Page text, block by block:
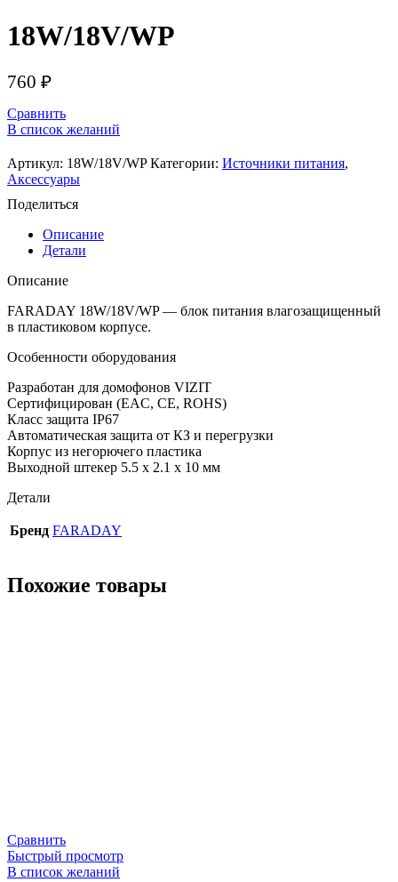
18W/18V/WP
760 ₽
Сравнить
В список желаний
Артикул: 18W/18V/WPКатегории: Источники питания,
Аксессуары
Поделиться
Описание
Детали
Описание
FARADAY 18W/18V/WP — блок питания влагозащищенный
в пластиковом корпусе.
Особенности оборудования
Разработан для домофонов VIZIT
Сертифицирован (EAC, CE, ROHS)
Класс защита IP67
Автоматическая защита от КЗ и перегрузки
Корпус из негорючего пластика
Выходной штекер 5.5 х 2.1 х 10 мм
Детали
Бренд FARADAY
Похожие товары
Сравнить
Быстрый просмотр
В список желаний